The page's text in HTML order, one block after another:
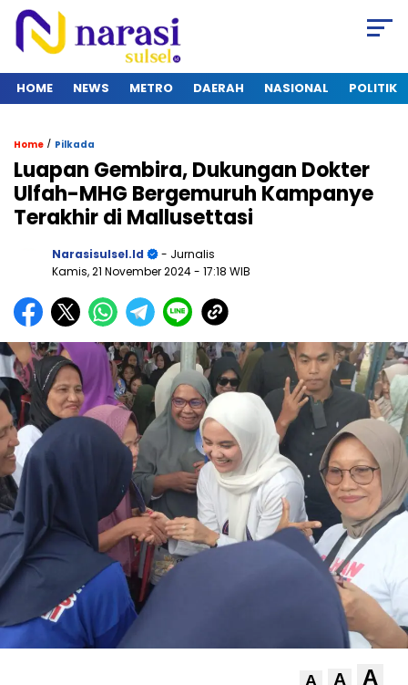
HOME NEWS METRO DAERAH NASIONAL POLITIK
Home / Pilkada
Luapan Gembira, Dukungan Dokter
Ulfah-MHG Bergemuruh Kampanye
Terakhir di Mallusettasi
Narasisulsel.id
- Jurnalis
Kamis, 21 November 2024- 17:18 WIB
A A A